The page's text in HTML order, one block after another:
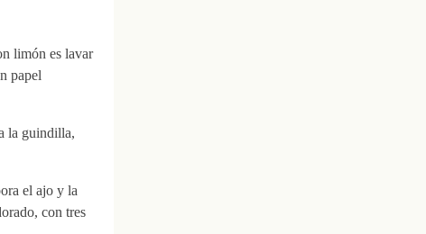
limón es lavar
papel
la guindilla,
el ajo y la
con tres